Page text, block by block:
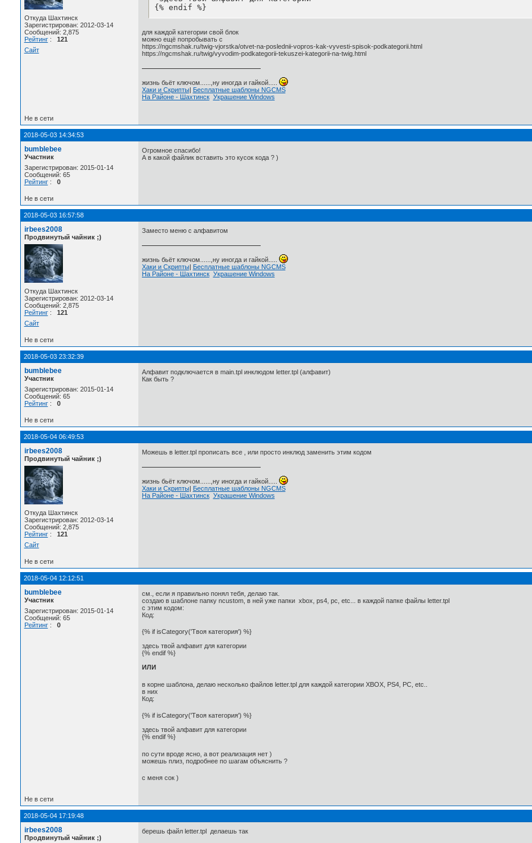
Откуда Шахтинск
Зарегистрирован: 2012-03-14
Сообщений: 2,875
Рейтинг: 121
Сайт
{% endif %}
для каждой категории свой блок
можно ещё попробывать с
https://ngcmshak.ru/twig-vjorstka/otvet-na-poslednii-vopros-kak-vyvesti-spisok-podkategorii.html
https://ngcmshak.ru/twig/vyvodim-podkategorii-tekuszei-kategorii-na-twig.html
жизнь бьёт ключом......,ну иногда и гайкой.....
Хаки и Скрипты| Бесплатные шаблоны NGCMS
На Районе - Шахтинск Украшение Windows
Не в сети
2018-05-03 14:34:53
bumblebee
Участник
Зарегистрирован: 2015-01-14
Сообщений: 65
Рейтинг: 0
Огромное спасибо!
А в какой файлик вставить это кусок кода ? )
Не в сети
2018-05-03 16:57:58
irbees2008
Продвинутый чайник ;)
Откуда Шахтинск
Зарегистрирован: 2012-03-14
Сообщений: 2,875
Рейтинг: 121
Сайт
Заместо меню с алфавитом
жизнь бьёт ключом......,ну иногда и гайкой.....
Хаки и Скрипты| Бесплатные шаблоны NGCMS
На Районе - Шахтинск Украшение Windows
Не в сети
2018-05-03 23:32:39
bumblebee
Участник
Зарегистрирован: 2015-01-14
Сообщений: 65
Рейтинг: 0
Алфавит подключается в main.tpl инклюдом letter.tpl (алфавит)
Как быть ?
Не в сети
2018-05-04 06:49:53
irbees2008
Продвинутый чайник ;)
Откуда Шахтинск
Зарегистрирован: 2012-03-14
Сообщений: 2,875
Рейтинг: 121
Сайт
Можешь в letter.tpl прописать все , или просто инклюд заменить этим кодом
жизнь бьёт ключом......,ну иногда и гайкой.....
Хаки и Скрипты| Бесплатные шаблоны NGCMS
На Районе - Шахтинск Украшение Windows
Не в сети
2018-05-04 12:12:51
bumblebee
Участник
Зарегистрирован: 2015-01-14
Сообщений: 65
Рейтинг: 0
см., если я правильно понял тебя, делаю так.
создаю в шаблоне папку ncustom, в ней уже папки xbox, ps4, pc, etc... в каждой папке файлы letter.tpl
с этим кодом:
Код:
{% if isCategory('Твоя категория') %}
здесь твой алфавит для категории
{% endif %}
ИЛИ
в корне шаблона, делаю несколько файлов letter.tpl для каждой категории XBOX, PS4, PC, etc..
в них
Код:
{% if isCategory('Твоя категория') %}
здесь твой алфавит для категории
{% endif %}
по сути вроде ясно, а вот реализация нет )
можешь плиз, подробнее по шагам объяснить ?
с меня сок )
Не в сети
2018-05-04 17:19:48
irbees2008
Продвинутый чайник ;)
берешь файл letter.tpl делаешь так